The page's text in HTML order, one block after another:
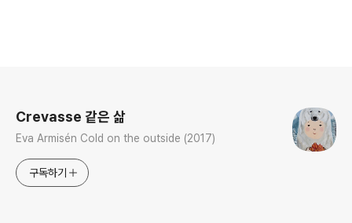
Crevasse 같은 삶
Eva Armisén Cold on the outside (2017)
구독하기